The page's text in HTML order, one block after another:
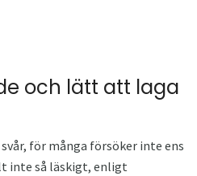
och lätt att laga
för många försöker inte ens
inte så läskigt, enligt